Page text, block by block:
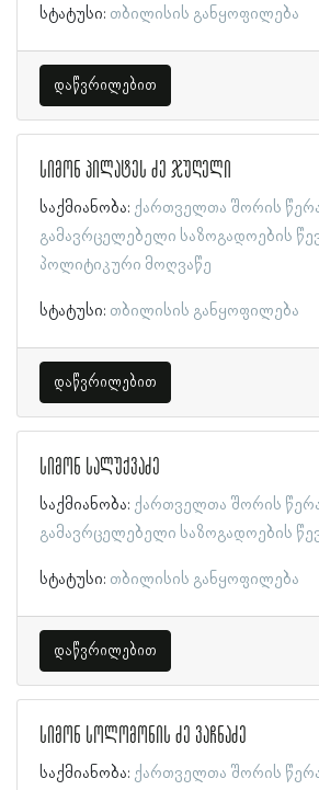
სტატუსი: თბილისის განყოფილება
დაწვრილებით
სიმონ პილატეს ძე ჯუღელი
საქმიანობა: ქართველთა შორის
გამავრცელებელი საზოგადოების
პოლიტიკური მოღვაწე
სტატუსი: თბილისის განყოფილება
დაწვრილებით
სიმონ სალუქვაძე
საქმიანობა: ქართველთა შორის
გამავრცელებელი საზოგადოების
სტატუსი: თბილისის განყოფილება
დაწვრილებით
სიმონ სოლომონის ძე ვაჩნაძე
საქმიანობა: ქართველთა შორის